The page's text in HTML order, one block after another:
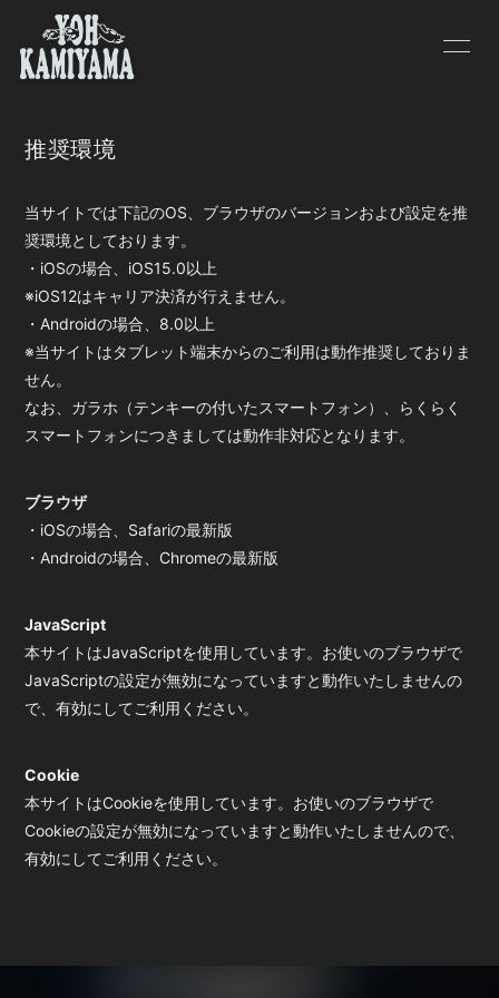
SCHEDULE
VIDEO
DISCOGRAPHY
BLOG
PHOTO
推奨環境
当サイトでは下記のOS、ブラウザのバージョンおよび設定を推
奨環境としております。
・iOSの場合、iOS15.0以上
※iOS12はキャリア決済が行えません。
・Androidの場合、8.0以上
※当サイトはタブレット端末からのご利用は動作推奨しておりま
せん。
なお、ガラホ（テンキーの付いたスマートフォン）、らくらく
スマートフォンにつきましては動作非対応となります。
ブラウザ
・iOSの場合、Safariの最新版
・Androidの場合、Chromeの最新版
JavaScript
本サイトはJavaScriptを使用しています。お使いのブラウザで
JavaScriptの設定が無効になっていますと動作いたしませんの
で、有効にしてご利用ください。
Cookie
本サイトはCookieを使用しています。お使いのブラウザで
Cookieの設定が無効になっていますと動作いたしませんので、
有効にしてご利用ください。